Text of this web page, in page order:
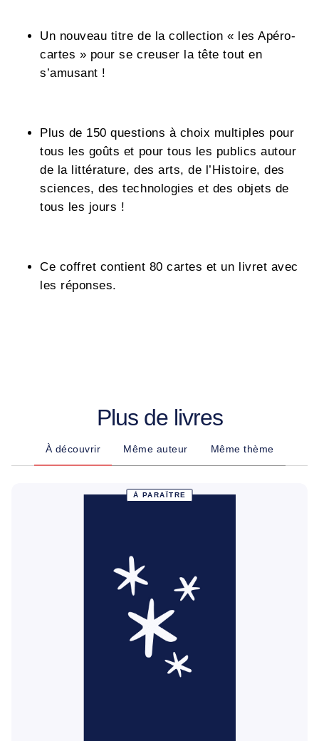
Un nouveau titre de la collection « les Apéro-
cartes » pour se creuser la tête tout en
s’amusant !
Plus de 150 questions à choix multiples pour
tous les goûts et pour tous les publics autour
de la littérature, des arts, de l’Histoire, des
sciences, des technologies et des objets de
tous les jours !
Ce coffret contient 80 cartes et un livret avec
les réponses.
Plus de livres
À découvrir Même auteur Même thème
À PARAÎTRE